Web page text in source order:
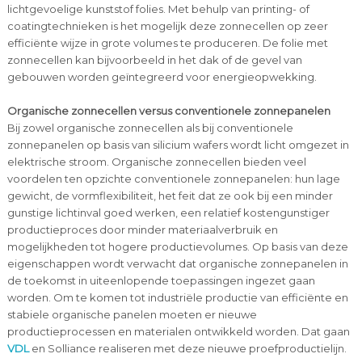
lichtgevoelige kunststof folies. Met behulp van printing- of
coatingtechnieken is het mogelijk deze zonnecellen op zeer
efficiënte wijze in grote volumes te produceren. De folie met
zonnecellen kan bijvoorbeeld in het dak of de gevel van
gebouwen worden geïntegreerd voor energieopwekking.
Organische zonnecellen versus conventionele zonnepanelen
Bij zowel organische zonnecellen als bij conventionele
zonnepanelen op basis van silicium wafers wordt licht omgezet in
elektrische stroom. Organische zonnecellen bieden veel
voordelen ten opzichte conventionele zonnepanelen: hun lage
gewicht, de vormflexibiliteit, het feit dat ze ook bij een minder
gunstige lichtinval goed werken, een relatief kostengunstiger
productieproces door minder materiaalverbruik en
mogelijkheden tot hogere productievolumes. Op basis van deze
eigenschappen wordt verwacht dat organische zonnepanelen in
de toekomst in uiteenlopende toepassingen ingezet gaan
worden. Om te komen tot industriële productie van efficiënte en
stabiele organische panelen moeten er nieuwe
productieprocessen en materialen ontwikkeld worden. Dat gaan
VDLen Solliance realiseren met deze nieuwe proefproductielijn.